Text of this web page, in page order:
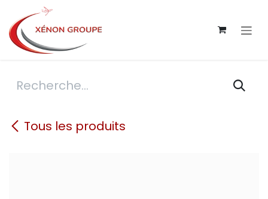
Se rendre au contenu
Tous les produits